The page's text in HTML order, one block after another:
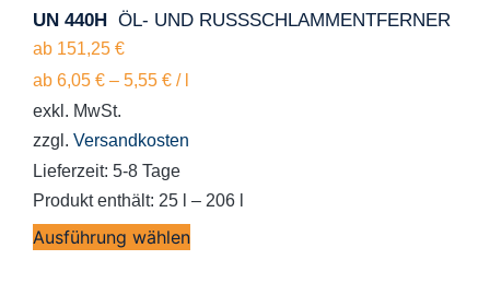
UN 440H ÖL- UND RUSSSCHLAMMENTFERNER
ab 151,25 €
ab 6,05 €– 5,55 €/
exkl. MwSt.
zzgl. Versandkosten
Lieferzeit: 5-8 Tage
Produkt enthält: 25
– 206
Ausführung wählen